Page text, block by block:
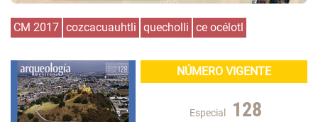
CM 2017 cozcacuauhtli quecholli ce océlotl
NÚMERO VIGENTE
Especial 128